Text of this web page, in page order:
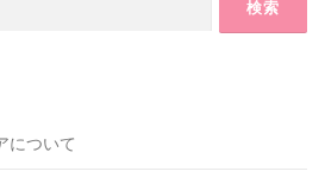
について